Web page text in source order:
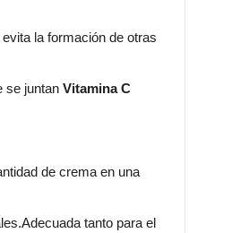
la formación de otras
se juntanVitamina C
de crema en una
tanto para el